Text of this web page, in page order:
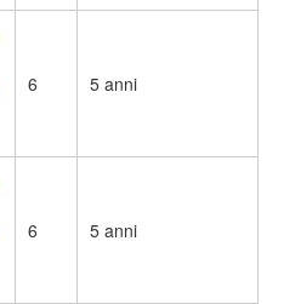
6 5 anni
6 5 anni